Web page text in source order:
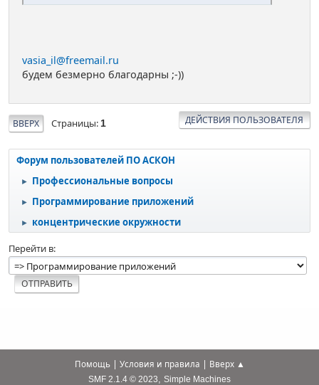
vasia_il@freemail.ru
будем безмерно благодарны ;-))
ВВЕРХ Страницы 1 ДЕЙСТВИЯ ПОЛЬЗОВАТЕЛЯ
Форум пользователей ПО АСКОН
► Профессиональные вопросы
► Программирование приложений
► концентрические окружности
Перейти в
Помощь| Условия и правила | Вверх ▲
SMF 2.1.4 © 2023, Simple Machines